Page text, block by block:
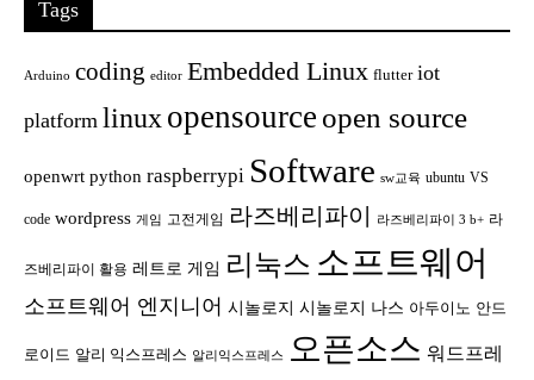
Tags
Arduino coding editor Embedded Linux flutter iot
platform linux opensource open source
openwrt python raspberrypi Software sw교육 ubuntu VS
code wordpress 게임 고전게임 라즈베리파이 라즈베리파이 3 b+ 라
즈베리파이 활용 레트로 게임 리눅스 소프트웨어
소프트웨어 엔지니어 시놀로지 시놀로지 나스 아두이노 안드
로이드 알리 익스프레스 알리익스프레스 오픈소스 워드프레